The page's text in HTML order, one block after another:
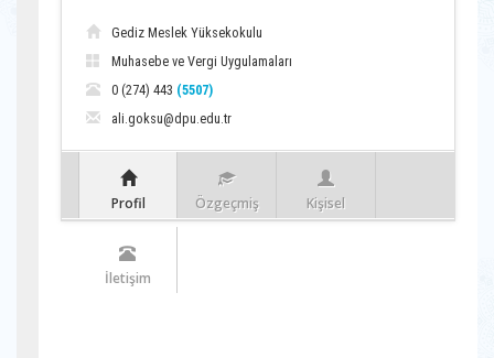
Gediz Meslek Yüksekokulu
Muhasebe ve Vergi Uygulamaları
0 (274) 443 (5507)
ali.goksu@dpu.edu.tr
Profil Özgeçmiş Kişisel
İletişim